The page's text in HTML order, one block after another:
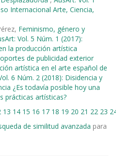
Internacional Arte, Ciencia,
Feminismo, género y
Vol. 5 Núm. 1 (2017):
la producción artística
de publicidad exterior
artística en el arte español de
6 Núm. 2 (2018): Disidencia y
¿Es todavía posible hoy una
prácticas artísticas?
13 14 15 16 17 18 19 20 21 22 23
de similitud avanzada para